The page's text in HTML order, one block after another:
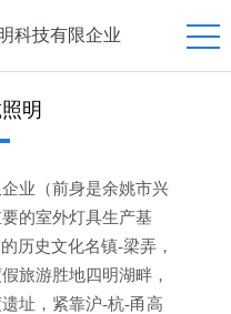
科技有限企业
明
业（前身是余姚市兴
的室外灯具生产基
历史文化名镇-梁弄，
旅游胜地四明湖畔，
址，紧靠沪-杭-甬高